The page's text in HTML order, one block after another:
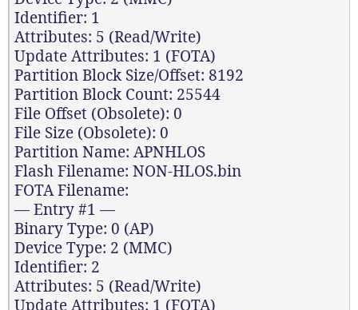
Identifier: 1
Attributes: 5 (Read/Write)
Update Attributes: 1 (FOTA)
Partition Block Size/Offset: 8192
Partition Block Count: 25544
File Offset (Obsolete): 0
File Size (Obsolete): 0
Partition Name: APNHLOS
Flash Filename: NON-HLOS.bin
FOTA Filename:
— Entry #1 —
Binary Type: 0 (AP)
Device Type: 2 (MMC)
Identifier: 2
Attributes: 5 (Read/Write)
Update Attributes: 1 (FOTA)